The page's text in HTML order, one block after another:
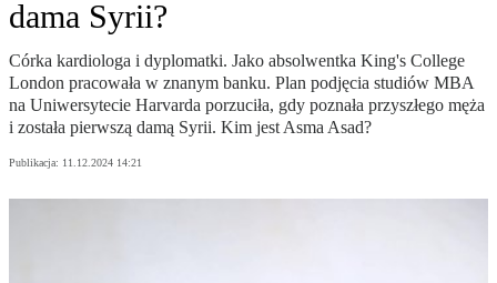
dama Syrii?
Córka kardiologa i dyplomatki. Jako absolwentka King's College
London pracowała w znanym banku. Plan podjęcia studiów MBA
na Uniwersytecie Harvarda porzuciła, gdy poznała przyszłego męża
i została pierwszą damą Syrii. Kim jest Asma Asad?
Publikacja: 11.12.2024 14:21